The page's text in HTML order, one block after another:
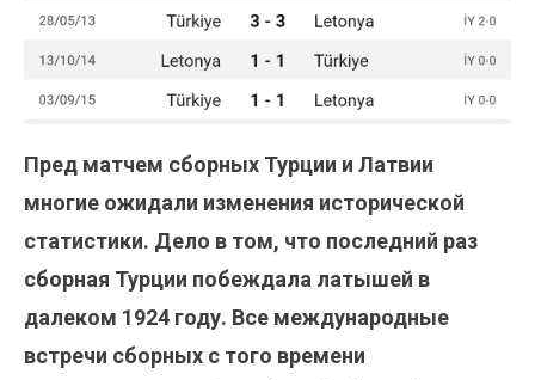
Пред матчем сборных Турции и Латвии
многие ожидали изменения исторической
статистики. Дело в том, что последний раз
сборная Турции побеждала латышей в
далеком 1924 году. Все международные
встречи сборных с того времени